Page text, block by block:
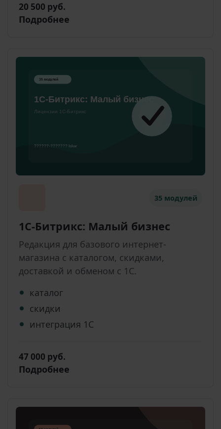
20 500 руб.
Подробнее
35 модулей
1С-Битрикс: Малый бизнес
Редакция для базового интернет-
магазина с каталогом, скидками,
доставкой и обменом с 1С.
каталог
скидки
интеграция 1С
47 000 руб.
Подробнее